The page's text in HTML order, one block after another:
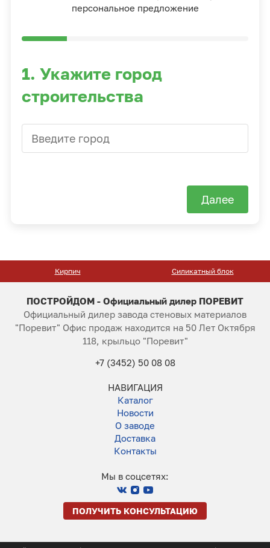
персональное предложение
1. Укажите город
строительства
Далее
Силикатный блок Тротуарная плитка
ПОСТРОЙДОМ - Официальный дилер ПОРЕВИТ
Официальный дилер завода стеновых материалов
"Поревит" Офис продаж находится на 50 Лет Октября
118, крыльцо "Поревит"
+7 (3452) 50 08 08
НАВИГАЦИЯ
Каталог
Новости
О заводе
Доставка
Контакты
Мы в соцсетях:
ПОЛУЧИТЬ КОНСУЛЬТАЦИЮ